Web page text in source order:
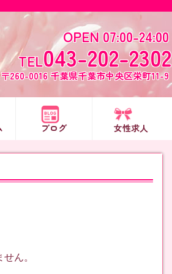
OPEN 07:00-24:00
TEL043-202-2302
〒260-0016 千葉県千葉市中央区栄町11-9
ブログ 女性求人
ん。